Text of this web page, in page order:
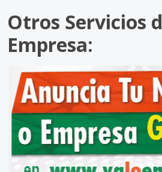
Otros Servicios
Empresa: